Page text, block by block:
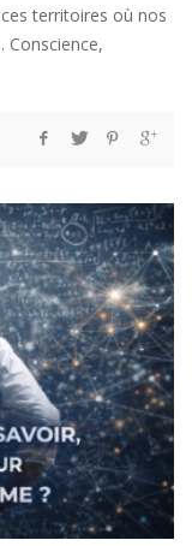
territoires où nos
Conscience,